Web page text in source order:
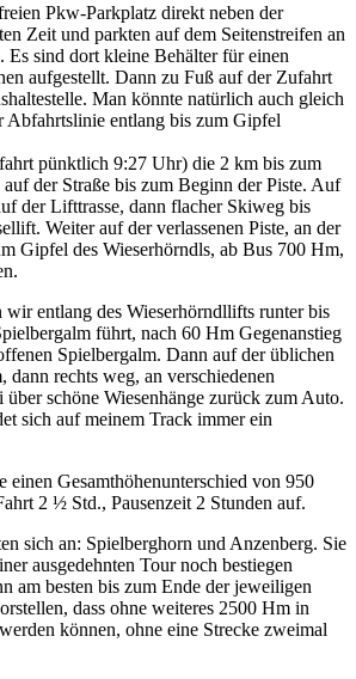
Pkw-Parkplatz direkt neben der
Zeit und parkten auf dem Seitenstreifen an
Es sind dort kleine Behälter für einen
aufgestellt. Dann zu Fuß auf der Zufahrt
Man könnte natürlich auch gleich
Abfahrtslinie entlang bis zum Gipfel
pünktlich 9:27 Uhr) die 2 km bis zum
der Straße bis zum Beginn der Piste. Auf
der Lifttrasse, dann flacher Skiweg bis
Weiter auf der verlassenen Piste, an der
Gipfel des Wieserhörndls, ab Bus 700 Hm,
wir entlang des Wieserhörndllifts runter bis
führt, nach 60 Hm Gegenanstieg
Spielbergalm. Dann auf der üblichen
dann rechts weg, an verschiedenen
schöne Wiesenhänge zurück zum Auto.
sich auf meinem Track immer ein
einen Gesamthöhenunterschied von 950
2 ½ Std., Pausenzeit 2 Stunden auf.
sich an: Spielberghorn und Anzenberg. Sie
ausgedehnten Tour noch bestiegen
am besten bis zum Ende der jeweiligen
dass ohne weiteres 2500 Hm in
können, ohne eine Strecke zweimal